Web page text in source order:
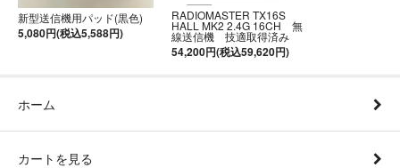
新型送信機用パッド(黒色)
5,080円(税込5,588円)
RADIOMASTER TX16S
HALL MK2 2.4G 16CH 無
線送信機 技適取得済み
54,200円(税込59,620円)
ホーム
カートを見る